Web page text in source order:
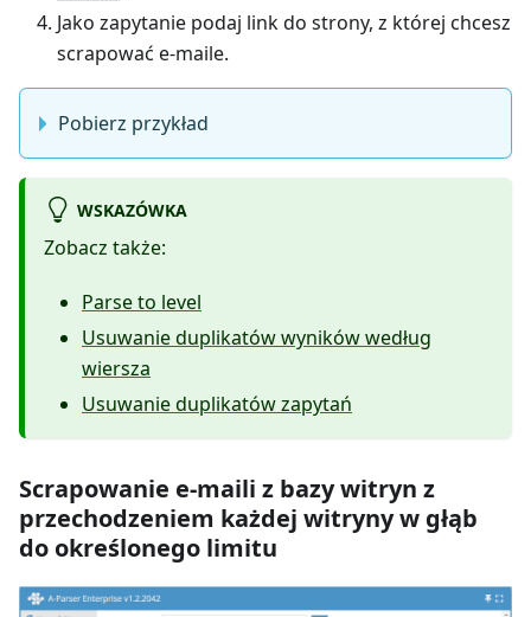
Jako zapytanie podaj link do strony, z której chcesz
scrapować e-maile.
Pobierz przykład
WSKAZÓWKA
Zobacz także:
Parse to level
Usuwanie duplikatów wyników według
wiersza
Usuwanie duplikatów zapytań
Scrapowanie e-maili z bazy witryn z
przechodzeniem każdej witryny w głąb
do określonego limitu